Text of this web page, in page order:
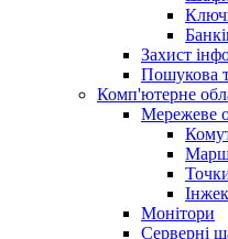
Захист
Пошукова
Комп'ютерне
Мережеве
Монітори
Серверні